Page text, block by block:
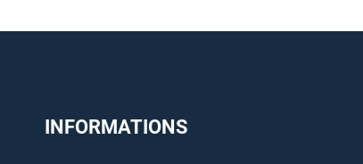
INFORMATIONS